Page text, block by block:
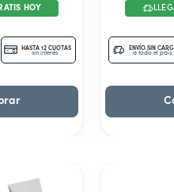
HOY
HASTA 12 CUOTAS
sin interés
ENVÍO SIN
a todo el país